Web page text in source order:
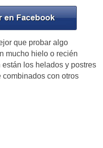
que probar algo
mucho hielo o recién
los helados y postres
combinados con otros